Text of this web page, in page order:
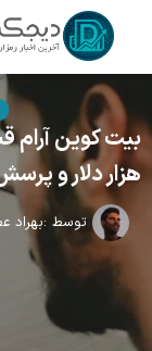
هزار دلار و
توسط :بهراد